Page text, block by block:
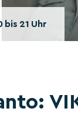
bis 21 Uhr